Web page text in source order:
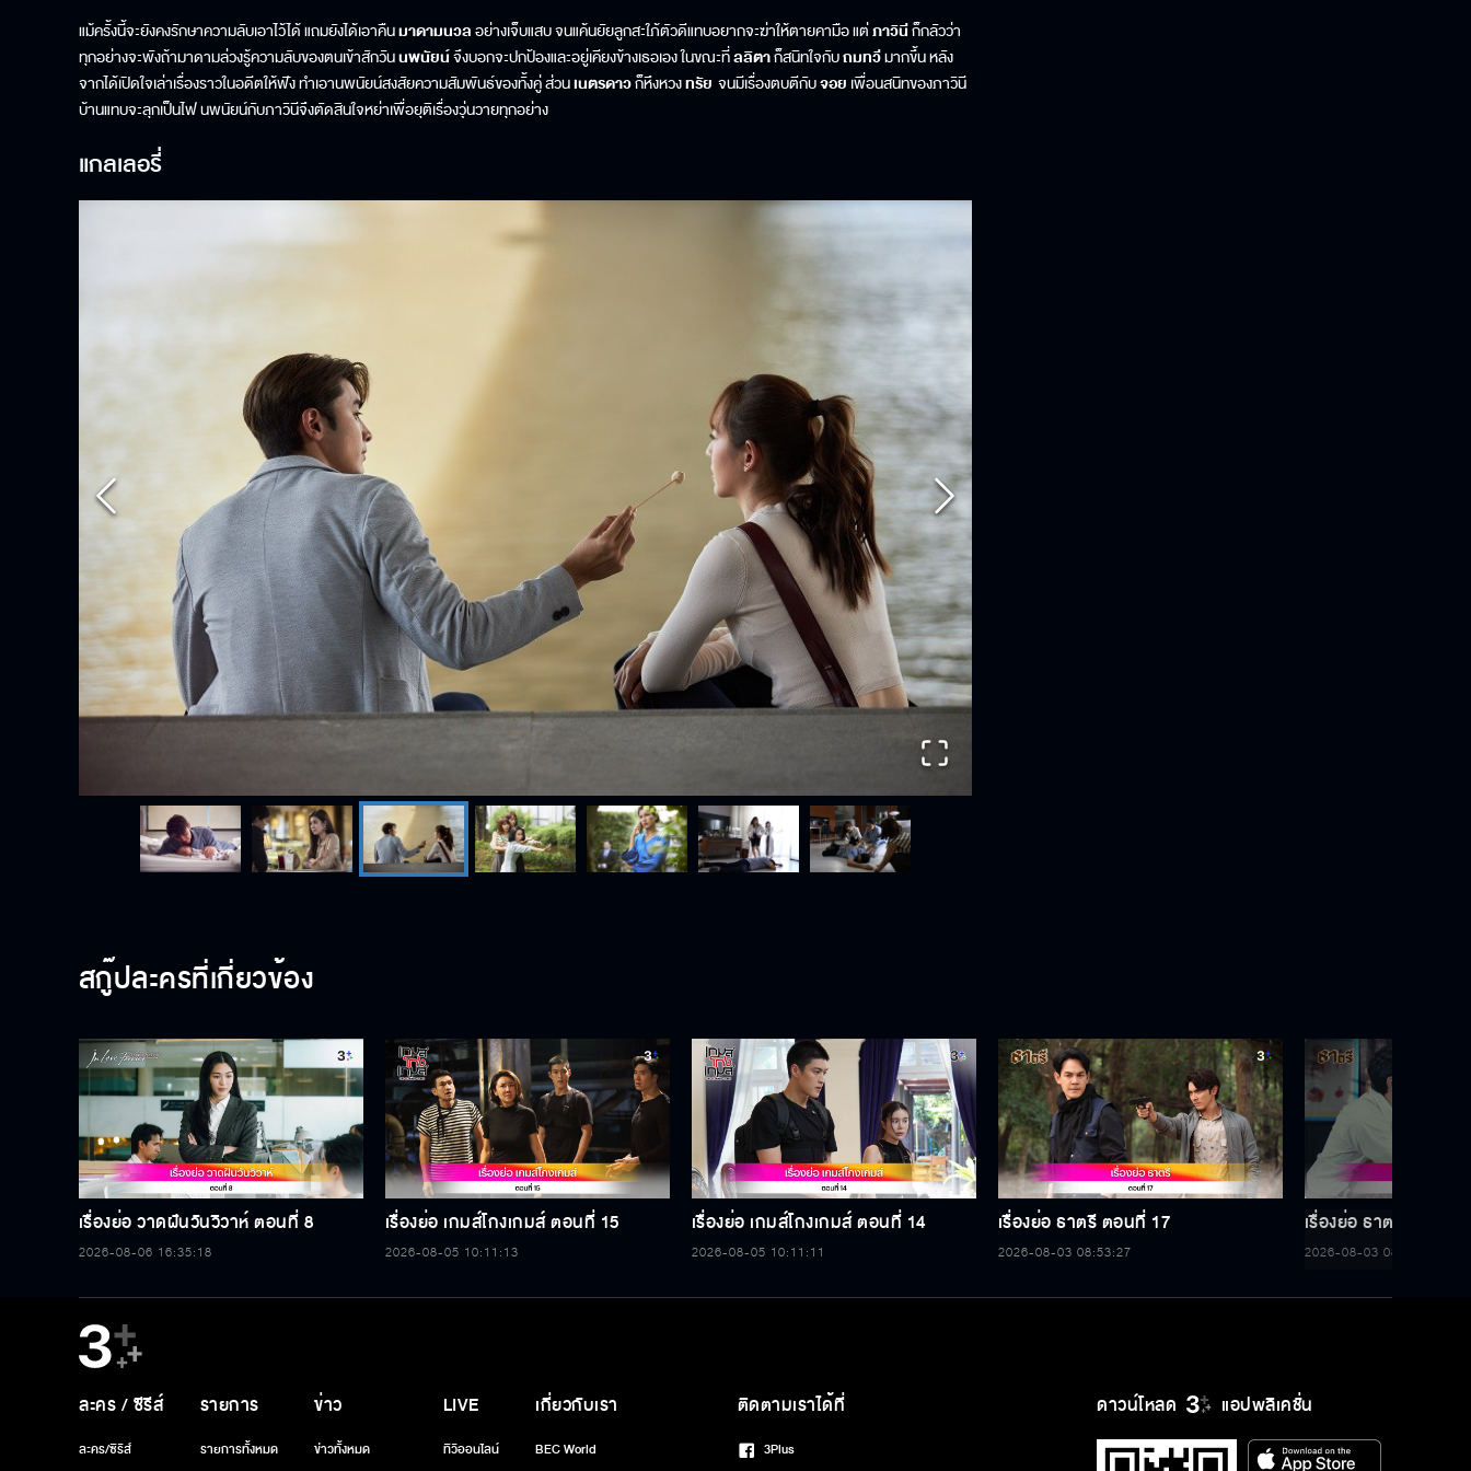
แม้ครั้งนี้จะยังคงรักษาความลับเอาไว้ได้ แถมยังได้เอาคืนมาดามนวลอย่างเจ็บแสบ จนแค้นยัยลูกสะใภ้ตัวดีแทบอยากจะฆ่าให้ตายคามือ แต่ภาวินีก็กลัวว่า
ทุกอย่างจะพังถ้ามาดามล่วงรู้ความลับของตนเข้าสักวันนพนัยน์จึงบอกจะปกป้องและอยู่เคียงข้างเธอเอง ในขณะที่ลลิตาก็สนิทใจกับถมทวีมากขึ้น หลัง
จากได้เปิดใจเล่าเรื่องราวในอดีตให้ฟัง ทำเอานพนัยน์สงสัยความสัมพันธ์ของทั้งคู่ ส่วนเนตรดาวก็หึงหวงทรัย จนมีเรื่องตบตีกับจอย เพื่อนสนิทของภาวินี
บ้านแทบจะลุกเป็นไฟ นพนัยน์กับภาวินีจึงตัดสินใจหย่าเพื่อยุติเรื่องวุ่นวายทุกอย่าง
แกลเลอรี่
สกู๊ปละครที่เกี่ยวข้อง
เรื่องย่อ วาดฝันวันวิวาห์ ตอนที่ 8
2026-08-06 16:35:18
เรื่องย่อ เกมส์โกงเกมส์ ตอนที่ 15
2026-08-05 10:11:13
เรื่องย่อ เกมส์โกงเกมส์ ตอนที่ 14
2026-08-05 10:11:11
เรื่องย่อ ธาตรี ตอนที่ 17
2026-08-03 08:53:27
เรื่องย่อ ธาตรี ตอนที่
2026-08-03 08:53:27
ดาวน์โหลด แอปพลิเคชั่น
ละคร / ซีรีส์
ละคร/ซีรีส์
รายการ
รายการทั้งหมด
ข่าว
ข่าวทั้งหมด
LIVE
ทีวีออนไลน์
เกี่ยวกับเรา
BEC World
ติดตามเราได้ที่
3Plus